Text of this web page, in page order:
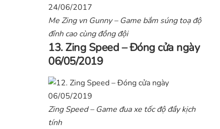
Me Zing vn Gunny – Game bắm súng toạ độ
đỉnh cao cùng đồng đội
13. Zing Speed – Đóng cửa ngày
06/05/2019
Zing Speed – Game đua xe tốc độ đầy kịch
tính